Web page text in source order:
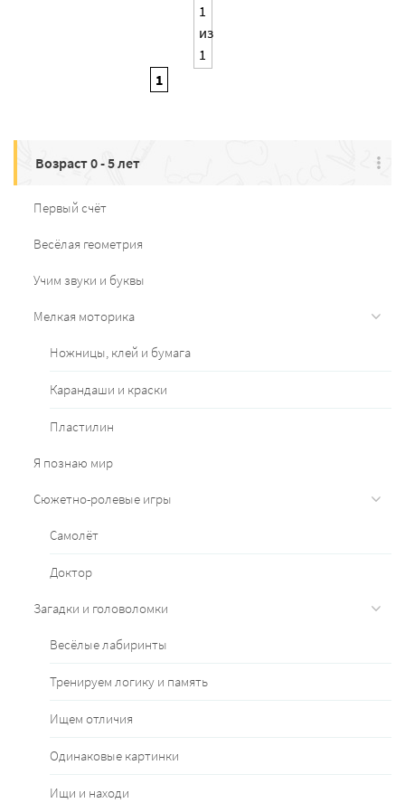
1
из
1
1
Возраст 0 - 5 лет
Первый счёт
Весёлая геометрия
Учим звуки и буквы
Мелкая моторика
Ножницы, клей и бумага
Карандаши и краски
Пластилин
Я познаю мир
Сюжетно-ролевые игры
Самолёт
Доктор
Загадки и головоломки
Весёлые лабиринты
Тренируем логику и память
Ищем отличия
Одинаковые картинки
Ищи и находи